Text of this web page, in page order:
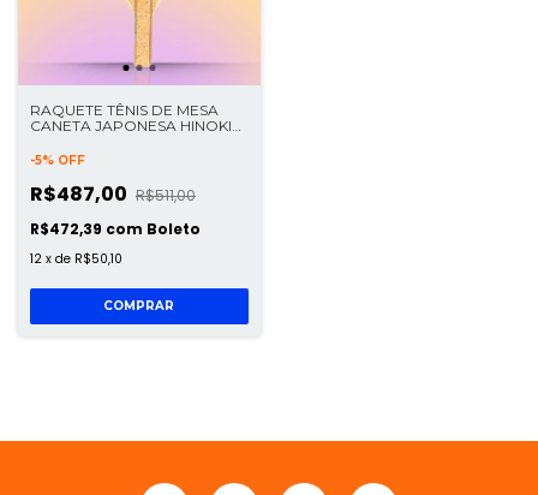
RAQUETE TÊNIS DE MESA
CANETA JAPONESA HINOKI
-5% OFF
R$487,00 R$511,00
R$472,39 com Boleto
12 x de R$50,10